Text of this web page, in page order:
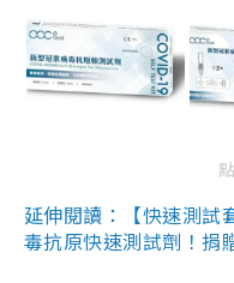
延伸閱讀：【快速測試
毒抗原快速測試劑！捐